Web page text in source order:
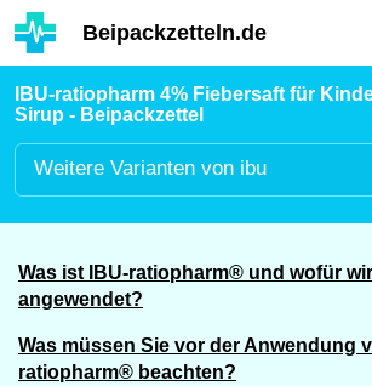
Hauptinhalt
Beipackzetteln.de
IBU-ratiopharm 4% Fiebersaft für
Sirup - Beipackzettel
Weitere Varianten von ibu
Was ist IBU-ratiopharm® und wofür
angewendet?
Was müssen Sie vor der Anwendung
ratiopharm® beachten?